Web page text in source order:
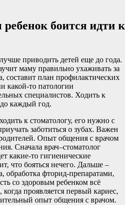
ребенок боится идти к
приводить детей еще до года.
маму правильно ухаживать за
составит план профилактических
какой-то патологии
специалистов. Ходить к
каждый год.
к стоматологу, его нужно с
заботиться о зубах. Важен
Опыт общения с врачом
Сначала врач–стоматолог
какие-то гигиенические
что бояться нечего. Дальше –
обработка фторид-препаратами,
со здоровым ребенком всё
проявляется первый кариес,
опыт общения с врачом.